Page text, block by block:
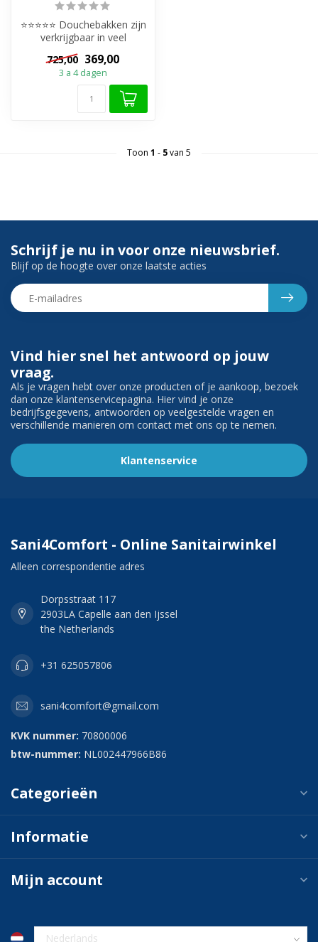
⭐⭐⭐⭐⭐ Douchebakken zijn
verkrijgbaar in veel
Zoekt u e...
725,00 369,00
3 a 4 dagen
Toon 1 - 5van 5
Vind hier snel het antwoord op jouw
vraag.
Als je vragen hebt over onze producten of je aankoop, bezoek
dan onze klantenservicepagina. Hier vind je onze
bedrijfsgegevens, antwoorden op veelgestelde vragen en
verschillende manieren om contact met ons op te nemen.
Klantenservice
Schrijf je nu in voor onze nieuwsbrief.
Blijf op de hoogte over onze laatste acties
Sani4Comfort - Online Sanitairwinkel
Alleen correspondentie adres
Dorpsstraat 117
2903LA Capelle aan den Ijssel
the Netherlands
+31 625057806
sani4comfort@gmail.com
KVK nummer: 70800006
btw-nummer: NL002447966B86
Categorieën
Informatie
Mijn account